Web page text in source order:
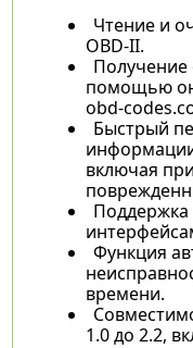
Чтение и
OBD-II.
помощью
obd-
Быстрый
включая
Поддержка
Функция
времени.
1.0 до 2.2,